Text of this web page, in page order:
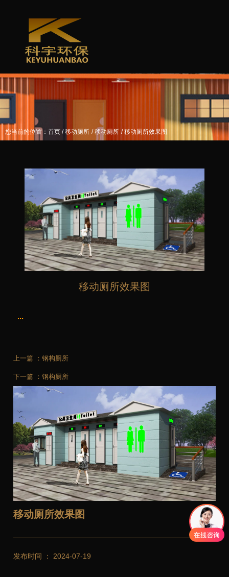
您当前的位置：首页 /移动厕所 /移动厕所 /移动厕所效果图
移动厕所效果图
...
上一篇 ： 钢构厕所
下一篇 ： 钢构厕所
移动厕所效果图
发布时间 ： 2024-07-19